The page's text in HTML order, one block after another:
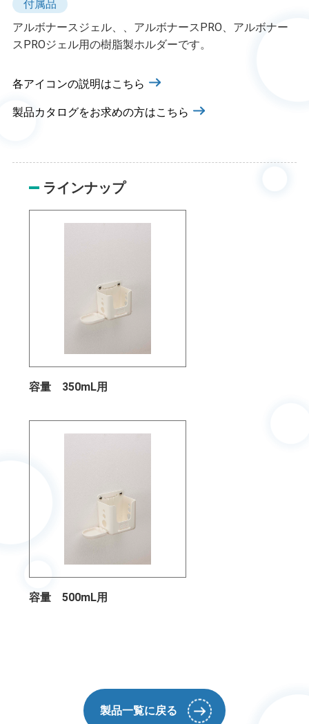
付属品
アルボナースジェル、、アルボナースPRO、アルボナー
スPROジェル用の樹脂製ホルダーです。
各アイコンの説明はこちら
製品カタログをお求めの方はこちら
ラインナップ
容量 350mL用
容量 500mL用
製品一覧に戻る